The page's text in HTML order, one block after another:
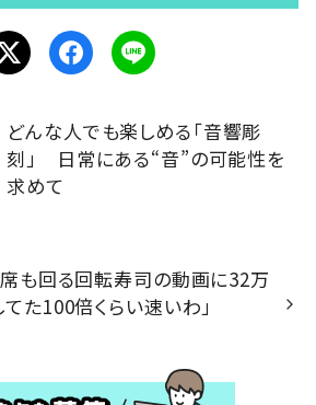
どんな人でも楽しめる「音響彫
刻」 日常にある“音”の可能性を
求めて
回る回転寿司の動画に32万
た100倍くらい速いわ」